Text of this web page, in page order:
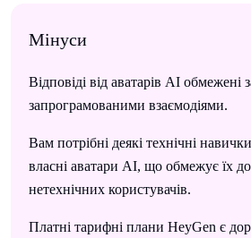
Мінуси
Відповіді від аватарів AI обмежені
запрограмованими взаємодіями.
Вам потрібні деякі технічні
власні аватари AI, що обмежує їх
нетехнічних користувачів.
Платні тарифні плани HeyGen є